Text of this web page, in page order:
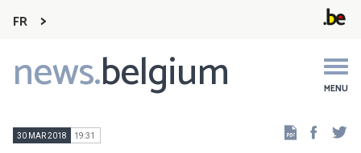
FR
news.belgium MENU
Main
navigation
30 MAR 2018 19:31